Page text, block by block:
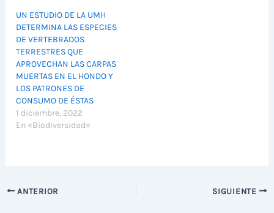
UN ESTUDIO DE LA UMH
DETERMINA LAS ESPECIES
DE VERTEBRADOS
TERRESTRES QUE
APROVECHAN LAS CARPAS
MUERTAS EN EL HONDO Y
LOS PATRONES DE
CONSUMO DE ÉSTAS
1 diciembre, 2022
En «Biodiversidad»
ANTERIOR SIGUIENTE